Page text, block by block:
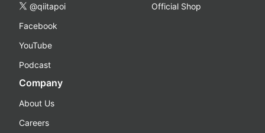
@qiitapoi
Facebook
YouTube
Podcast
Official Shop
Company
About Us
Careers